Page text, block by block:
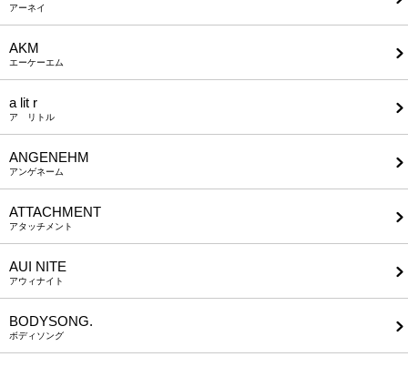
アーネイ
AKM
エーケーエム
a lit r
ア リトル
ANGENEHM
アンゲネーム
ATTACHMENT
アタッチメント
AUI NITE
アウィナイト
BODYSONG.
ボディソング